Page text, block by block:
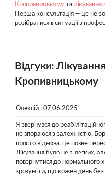
Кропивницькому та лікування
Перша консультація — це не
розібратися в ситуації з
Відгуки:
Кропивницькому
Олексій | 07.06.2025
Я звернувся до
не впораюся з залежністю.
просто відмова, це повне
Лікування було не з легких,
повернутися до нормального
зрозуміти, що кожен день